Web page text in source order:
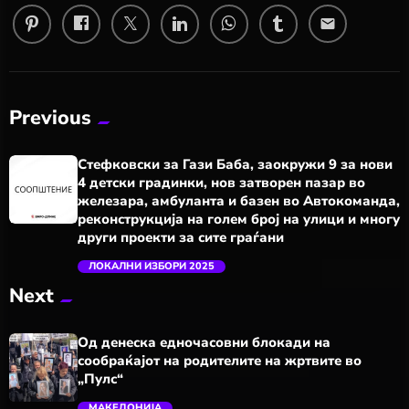
email
Previous
Стефковски за Гази Баба, заокружи 9 за нови
4 детски градинки, нов затворен пазар во
железара, амбуланта и базен во Автокоманда,
реконструкција на голем број на улици и многу
други проекти за сите граѓани
ЛОКАЛНИ ИЗБОРИ 2025
Next
Од денеска едночасовни блокади на
сообраќајот на родителите на жртвите во
„Пулс“